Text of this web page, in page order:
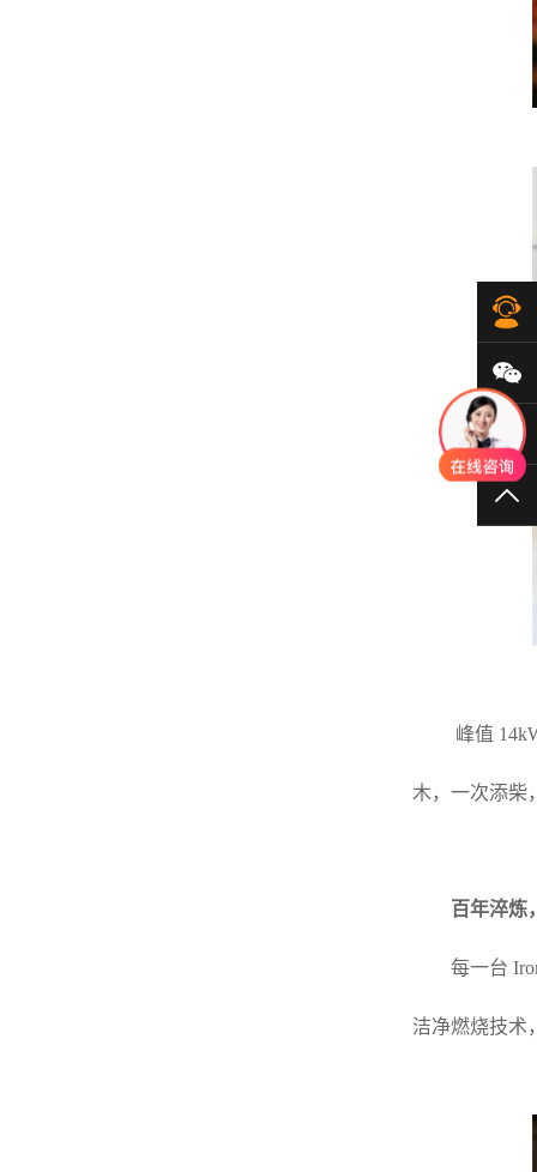
峰值
木，一次添柴
百年淬炼
每一台
洁净燃烧技术
在
微